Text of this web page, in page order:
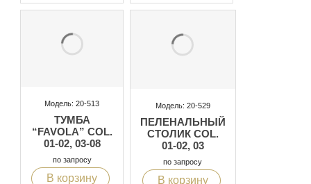
Модель: 20-513
ТУМБА
“FAVOLA” COL.
01-02, 03-08
по запросу
В корзину
Модель: 20-529
ПЕЛЕНАЛЬНЫЙ
СТОЛИК COL.
01-02, 03
по запросу
В корзину